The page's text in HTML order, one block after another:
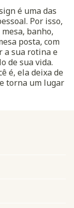
é uma das
Por isso,
banho,
posta, com
a sua rotina e
de sua vida.
é, ela deixa de
torna um lugar